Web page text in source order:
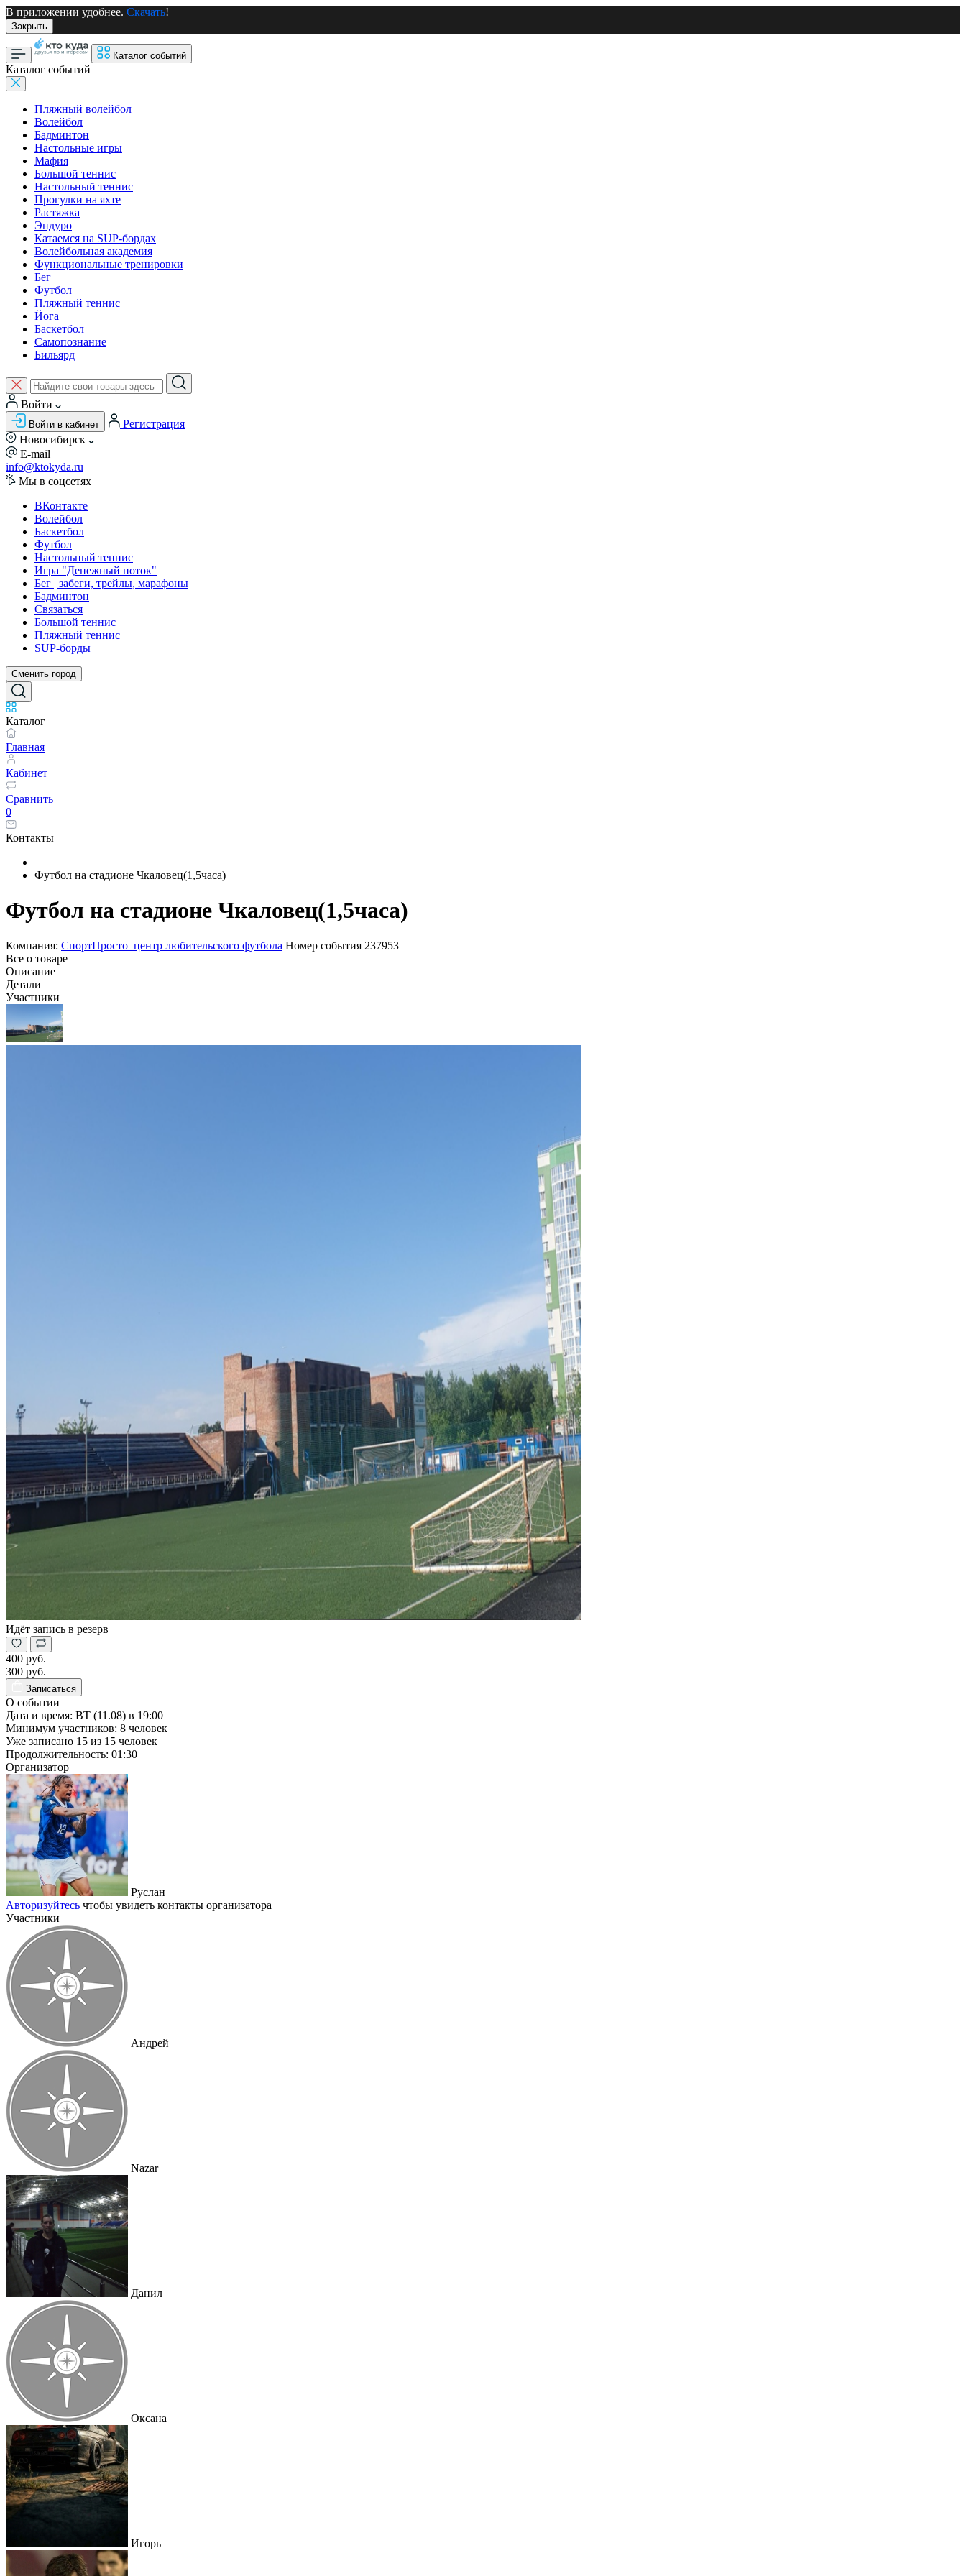
В приложении удобнее. Скачать!
Закрыть
Каталог событий
Каталог событий
Пляжный волейбол
Волейбол
Бадминтон
Настольные игры
Мафия
Большой теннис
Настольный теннис
Прогулки на яхте
Растяжка
Эндуро
Катаемся на SUP-бордах
Волейбольная академия
Функциональные тренировки
Бег
Футбол
Пляжный теннис
Йога
Баскетбол
Самопознание
Бильярд
Войти
Войти в кабинет
Регистрация
Новосибирск
E-mail
info@ktokyda.ru
Мы в соцсетях
ВКонтакте
Волейбол
Баскетбол
Футбол
Настольный теннис
Игра "Денежный поток"
Бег | забеги, трейлы, марафоны
Бадминтон
Связаться
Большой теннис
Пляжный теннис
SUP-борды
Сменить город
Каталог
Главная
Кабинет
Сравнить
0
Контакты
Футбол на стадионе Чкаловец(1,5часа)
Футбол на стадионе Чкаловец(1,5часа)
Компания: СпортПросто_центр любительского футбола Номер события 237953
Все о товаре
Описание
Детали
Участники
Идёт запись в резерв
400 руб.
300 руб.
Записаться
О событии
Дата и время: ВТ (11.08) в 19:00
Минимум участников: 8 человек
Уже записано 15 из 15 человек
Продолжительность: 01:30
Организатор
Руслан
Авторизуйтесь чтобы увидеть контакты организатора
Участники
Андрей
Nazar
Данил
Оксана
Игорь